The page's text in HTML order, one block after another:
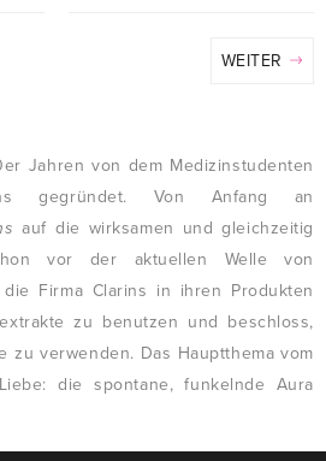
WEITER
Jahren von dem Medizinstudenten
gegründet. Von Anfang an
auf die wirksamen und gleichzeitig
vor der aktuellen Welle von
Firma Clarins in ihren Produkten
zu benutzen und beschloss,
zu verwenden. Das Hauptthema vom
die spontane, funkelnde Aura